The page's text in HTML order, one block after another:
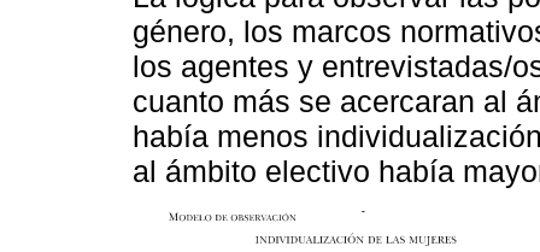
género, los marcos
los agentes y entrevistadas/
cuanto más se acercaran al
había menos
al ámbito electivo había